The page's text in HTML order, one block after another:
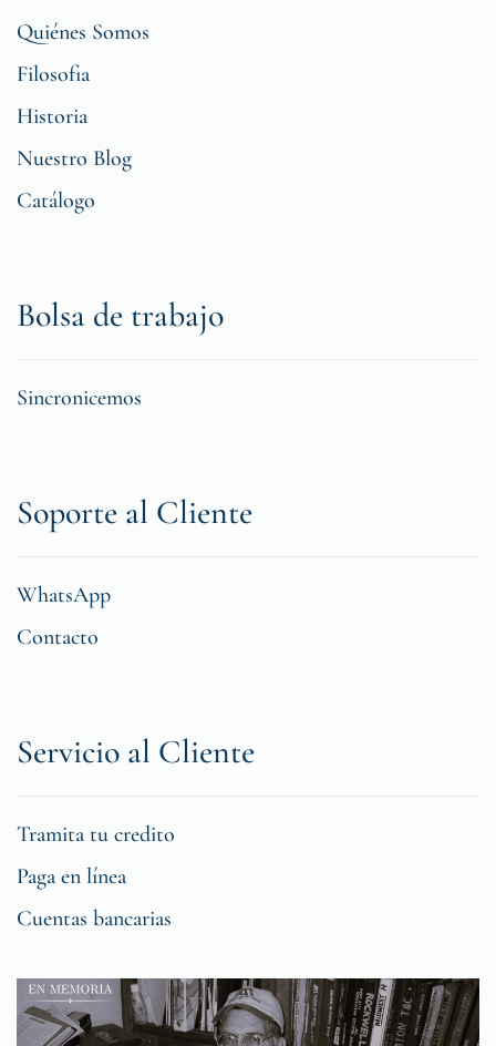
Quiénes Somos
Filosofia
Historia
Nuestro Blog
Catálogo
Bolsa de trabajo
Sincronicemos
Soporte al Cliente
WhatsApp
Contacto
Servicio al Cliente
Tramita tu credito
Paga en línea
Cuentas bancarias